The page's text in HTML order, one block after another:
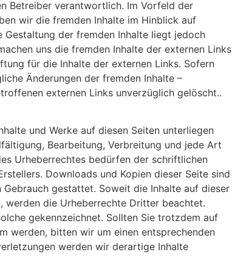
Betreiber verantwortlich. Im Vorfeld der
wir die fremden Inhalte im Hinblick auf
der fremden Inhalte liegt jedoch
uns die fremden Inhalte der externen Links
für die Inhalte der externen Links. Sofern
Änderungen der fremden Inhalte –
externen Links unverzüglich gelöscht..
und Werke auf diesen Seiten unterliegen
Bearbeitung, Verbreitung und jede Art
Urheberrechtes bedürfen der schriftlichen
Downloads und Kopien dieser Seite sind
gestattet. Soweit die Inhalte auf dieser
die Urheberrechte Dritter beachtet.
gekennzeichnet. Sollten Sie trotzdem auf
werden, bitten wir um einen entsprechenden
werden wir derartige Inhalte